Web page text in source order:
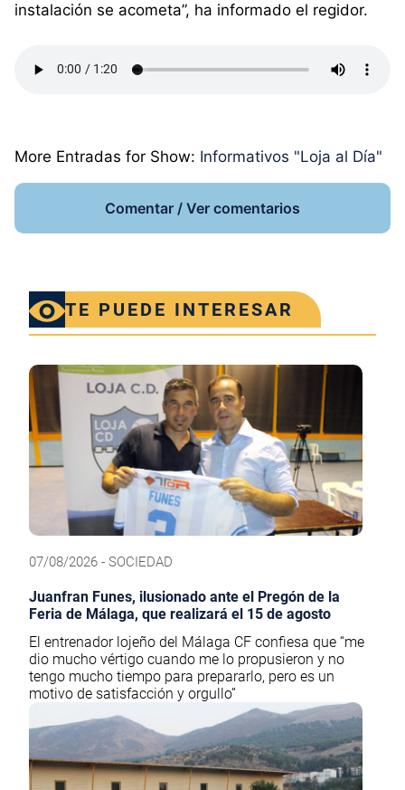
instalación se acometa”, ha informado el regidor.
More Entradas for Show: Informativos "Loja al Día"
Comentar / Ver comentarios
TE PUEDE INTERESAR
07/08/2026 - SOCIEDAD
Juanfran Funes, ilusionado ante el Pregón de la
Feria de Málaga, que realizará el 15 de agosto
El entrenador lojeño del Málaga CF confiesa que “me
dio mucho vértigo cuando me lo propusieron y no
tengo mucho tiempo para prepararlo, pero es un
motivo de satisfacción y orgullo”